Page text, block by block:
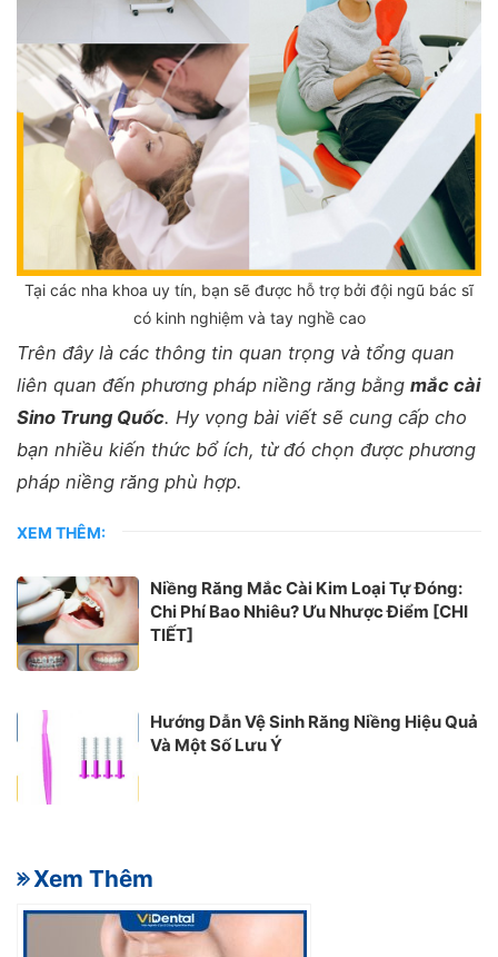
Tại các nha khoa uy tín, bạn sẽ được hỗ trợ bởi đội ngũ bác sĩ
có kinh nghiệm và tay nghề cao
Trên đây là các thông tin quan trọng và tổng quan
liên quan đến phương pháp niềng răng bằng mắc cài
Sino Trung Quốc. Hy vọng bài viết sẽ cung cấp cho
bạn nhiều kiến thức bổ ích, từ đó chọn được phương
pháp niềng răng phù hợp.
XEM THÊM:
Niềng Răng Mắc Cài Kim Loại Tự Đóng:
Chi Phí Bao Nhiêu? Ưu Nhược Điểm [CHI
TIẾT]
Hướng Dẫn Vệ Sinh Răng Niềng Hiệu Quả
Và Một Số Lưu Ý
- Xem Thêm